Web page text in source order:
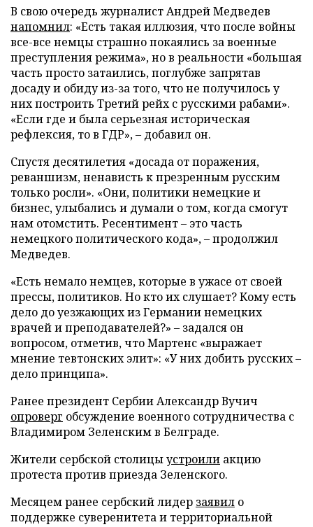
В свою очередь журналист Андрей Медведев
напомнил: «Есть такая иллюзия, что после войны
все-все немцы страшно покаялись за военные
преступления режима», но в реальности «большая
часть просто затаились, поглубже запрятав
досаду и обиду из-за того, что не получилось у
них построить Третий рейх с русскими рабами».
«Если где и была серьезная историческая
рефлексия, то в ГДР», – добавил он.
Спустя десятилетия «досада от поражения,
реваншизм, ненависть к презренным русским
только росли». «Они, политики немецкие и
бизнес, улыбались и думали о том, когда смогут
нам отомстить. Ресентимент – это часть
немецкого политического кода», – продолжил
Медведев.
«Есть немало немцев, которые в ужасе от своей
прессы, политиков. Но кто их слушает? Кому есть
дело до уезжающих из Германии немецких
врачей и преподавателей?» – задался он
вопросом, отметив, что Мартенс «выражает
мнение тевтонских элит»: «У них добить русских –
дело принципа».
Ранее президент Сербии Александр Вучич
опроверг обсуждение военного сотрудничества с
Владимиром Зеленским в Белграде.
Жители сербской столицыустроили акцию
протеста против приезда Зеленского.
Месяцем ранее сербский лидер заявил о
поддержке суверенитета и территориальной